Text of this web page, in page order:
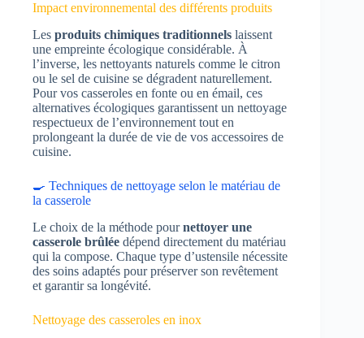
Impact environnemental des différents produits
Les produits chimiques traditionnels laissent
une empreinte écologique considérable. À
l’inverse, les nettoyants naturels comme le citron
ou le sel de cuisine se dégradent naturellement.
Pour vos casseroles en fonte ou en émail, ces
alternatives écologiques garantissent un nettoyage
respectueux de l’environnement tout en
prolongeant la durée de vie de vos accessoires de
cuisine.
🍳 Techniques de nettoyage selon le matériau de
la casserole
Le choix de la méthode pournettoyer une
casserole brûlée dépend directement du matériau
qui la compose. Chaque type d’ustensile nécessite
des soins adaptés pour préserver son revêtement
et garantir sa longévité.
Nettoyage des casseroles en inox